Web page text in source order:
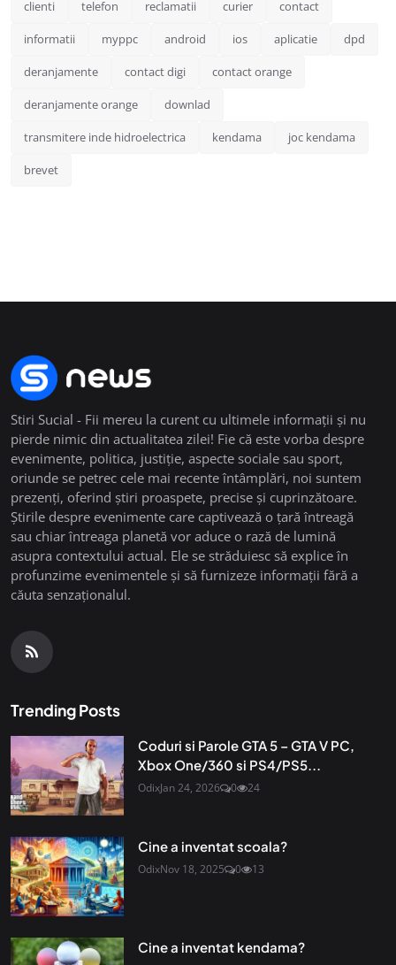
clienti telefon reclamatii curier contact
informatii myppc android ios aplicatie dpd
deranjamente contact digi contact orange
deranjamente orange downlad
transmitere inde hidroelectrica kendama joc kendama
brevet
Stiri Sucial - Fii mereu la curent cu ultimele informații și nu
pierde nimic din actualitatea zilei! Fie că este vorba despre
evenimente, politica, justiție, aspecte sociale sau sport,
oriunde se petrec cele mai recente întâmplări, noi suntem
prezenți, oferind știri proaspete, precise și cuprinzătoare.
Știrile despre evenimente care captivează o țară întreagă
sau chiar întreaga planetă vor aduce o rază de lumină
asupra contextului actual. Ele se străduiesc să explice în
profunzime evenimentele și să furnizeze informații fără a
căuta senzaționalul.
Trending Posts
Coduri si Parole GTA 5 – GTA V PC,
Xbox One/360 si PS4/PS5...
OdixJan 24, 2026 0 24
Cine a inventat scoala?
OdixNov 18, 2025 0 13
Cine a inventat kendama?